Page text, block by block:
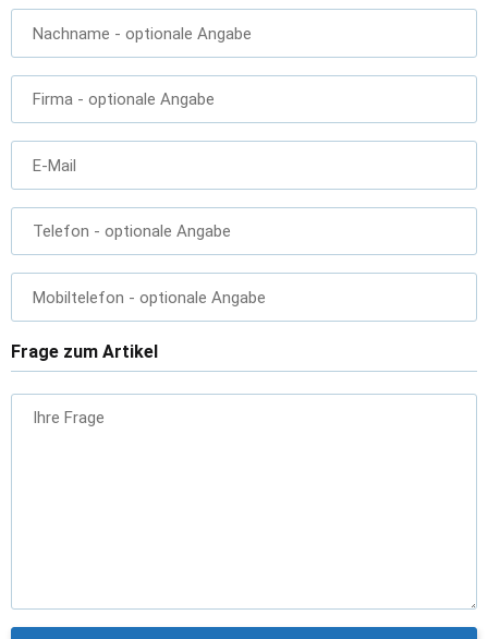
Nachname - optionale Angabe
Firma - optionale Angabe
E-Mail
Telefon - optionale Angabe
Mobiltelefon - optionale Angabe
Frage zum Artikel
Ihre Frage